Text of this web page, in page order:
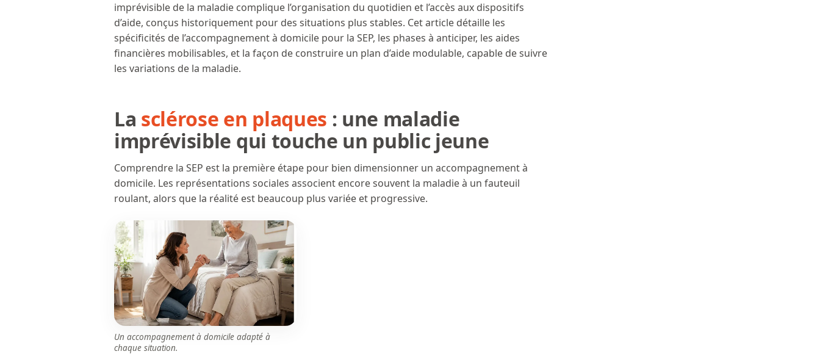
imprévisible de la maladie complique l’organisation du quotidien et l’accès aux dispositifs
d’aide, conçus historiquement pour des situations plus stables. Cet article détaille les
spécificités de l’accompagnement à domicile pour la SEP, les phases à anticiper, les aides
financières mobilisables, et la façon de construire un plan d’aide modulable, capable de suivre
les variations de la maladie.
La sclérose en plaques : une maladie
imprévisible qui touche un public jeune
Comprendre la SEP est la première étape pour bien dimensionner un accompagnement à
domicile. Les représentations sociales associent encore souvent la maladie à un fauteuil
roulant, alors que la réalité est beaucoup plus variée et progressive.
Un accompagnement à domicile adapté à
chaque situation.